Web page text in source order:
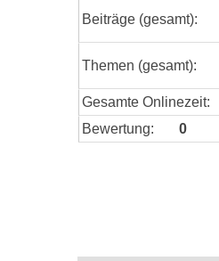
Beiträge (gesamt):
Themen (gesamt):
Gesamte Onlinezeit:
Bewertung:
0